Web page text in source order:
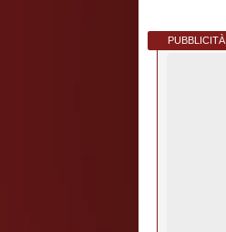
PUBBLICITÀ